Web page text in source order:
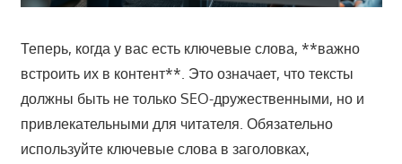
Теперь, когда у вас есть ключевые слова, **важно
встроить их в контент**. Это означает, что тексты
должны быть не только SEO-дружественными, но и
привлекательными для читателя. Обязательно
используйте ключевые слова в заголовках,